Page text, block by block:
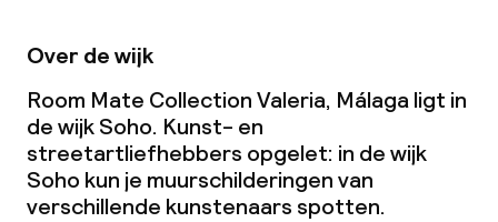
Over de wijk
Room Mate Collection Valeria, Málaga ligt in
de wijk Soho. Kunst- en
streetartliefhebbers opgelet: in de wijk
Soho kun je muurschilderingen van
verschillende kunstenaars spotten.